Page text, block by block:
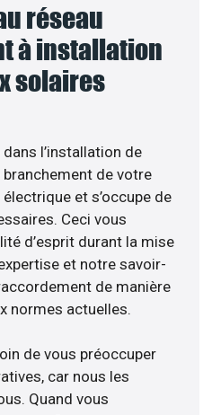
réseau
à installation
solaires
l’installation de
branchement de votre
et s’occupe de
Ceci vous
d’esprit durant la mise
et notre savoir-
de manière
normes actuelles.
de vous préoccuper
car nous les
Quand vous